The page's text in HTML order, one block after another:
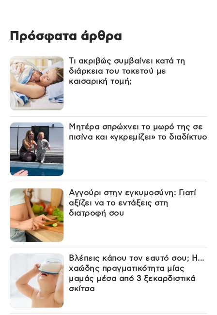
Πρόσφατα άρθρα
Τι ακριβώς συμβαίνει κατά τη
διάρκεια του τοκετού με
καισαρική τομή;
Μητέρα σπρώχνει το μωρό της σε
πισίνα και «γκρεμίζει» το διαδίκτυο
Αγγούρι στην εγκυμοσύνη: Γιατί
αξίζει να το εντάξεις στη
διατροφή σου
Βλέπεις κάπου τον εαυτό σου; Η...
χαώδης πραγματικότητα μίας
μαμάς μέσα από 3 ξεκαρδιστικά
σκίτσα